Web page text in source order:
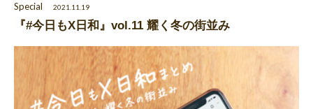
Special 2021.11.19
『#今日もX日和』vol.11 耀く冬の街並み